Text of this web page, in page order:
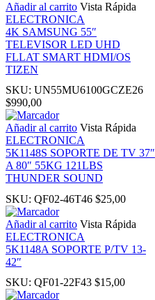
Panel
panel
Oku
panel
panel
panel
Panel
Añadir al carrito Vista Rápida
ELECTRONICA
4K SAMSUNG 55″
TELEVISOR LED UHD
FLLAT SMART HDMI/OS
TIZEN
SKU: UN55MU6100GCZE26
$990,00
Añadir al carrito Vista Rápida
ELECTRONICA
5K1148S SOPORTE DE TV 37″
A 80″ 55KG 121LBS
THUNDER SOUND
SKU: QF02-46T46 $25,00
Añadir al carrito Vista Rápida
ELECTRONICA
5K1148A SOPORTE P/TV 13-
42″
SKU: QF01-22F43 $15,00